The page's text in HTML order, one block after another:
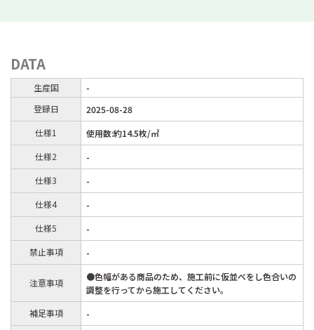
DATA
生産国
-
登録日
2025-08-28
仕様1
使用数:約14.5枚/㎡
仕様2
-
仕様3
-
仕様4
-
仕様5
-
禁止事項
-
注意事項
●色幅がある商品のため、施工前に仮並べをし色合いの
調整を行ってから施工してください。
補足事項
-